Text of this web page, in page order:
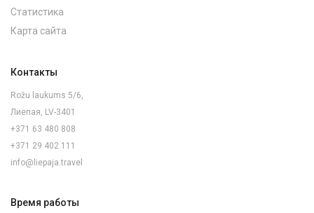
Статистика
Карта сайта
Контакты
Rožu laukums 5/6,
Лиепая, LV-3401
+371 63 480 808
+371 29 402 111
info@liepaja.travel
Время работы